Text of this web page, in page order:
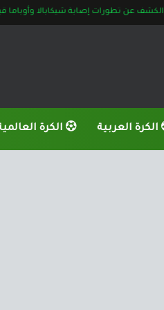
الكشف عن تطورات إصابة شيكابالا وأوباما
الكرة العربية الكرة